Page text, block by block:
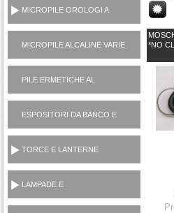
MICROPILE OROLOGI A
PASTICCA OSSIDO
MICROPILE ALCALINE VARIE
(1,5V, 6V, 12V)
PILE ERMETICHE AL
PIOMBO 6V E 12V
ESPOSITORI DA BANCO E
TERRA
TORCE E LANTERNE
PORTATILI
LAMPADE E
ILLUMINOTECNICA
*NO